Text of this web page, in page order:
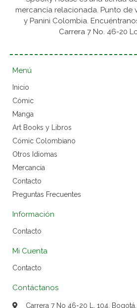
mercancía relacionada. Punto de
y Panini Colombia.
Carrera 7 No. 46-20
Menú
Inicio
Cómic
Manga
Art Books y Libros
Cómic Colombiano
Otros Idiomas
Mercancía
Contacto
Preguntas Frecuentes
Información
Contacto
Mi Cuenta
Contacto
Contáctanos
Carrera 7 No 46-20 L. 104,